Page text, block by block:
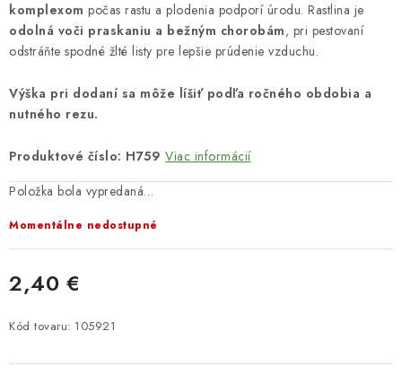
komplexom počas rastu a plodenia podporí úrodu. Rastlina je
odolná voči praskaniu a bežným chorobám, pri pestovaní
odstráňte spodné žlté listy pre lepšie prúdenie vzduchu.
Výška pri dodaní sa môže líšiť podľa ročného obdobia a
nutného rezu.
Produktové číslo: H759 Viac informácií
Položka bola vypredaná…
Momentálne nedostupné
2,40 €
Kód tovaru: 105921